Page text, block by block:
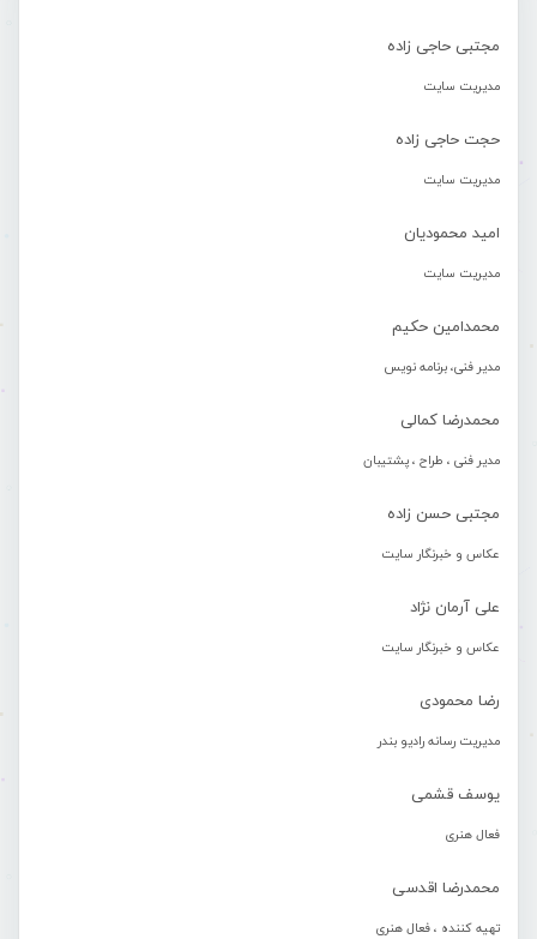
مجتبی حاجی زاده
مدیریت سایت
حجت حاجی زاده
مدیریت سایت
امید محمودیان
مدیریت سایت
محمدامین حکیم
مدیر فنی، برنامه نویس
محمدرضا کمالی
مدیر فنی ، طراح ، پشتیبان
مجتبی حسن زاده
عکاس و خبرنگار سایت
علی آرمان نژاد
عکاس و خبرنگار سایت
رضا محمودی
مدیریت رسانه رادیو بندر
یوسف قشمی
فعال هنری
محمدرضا اقدسی
تهیه کننده ، فعال هنری